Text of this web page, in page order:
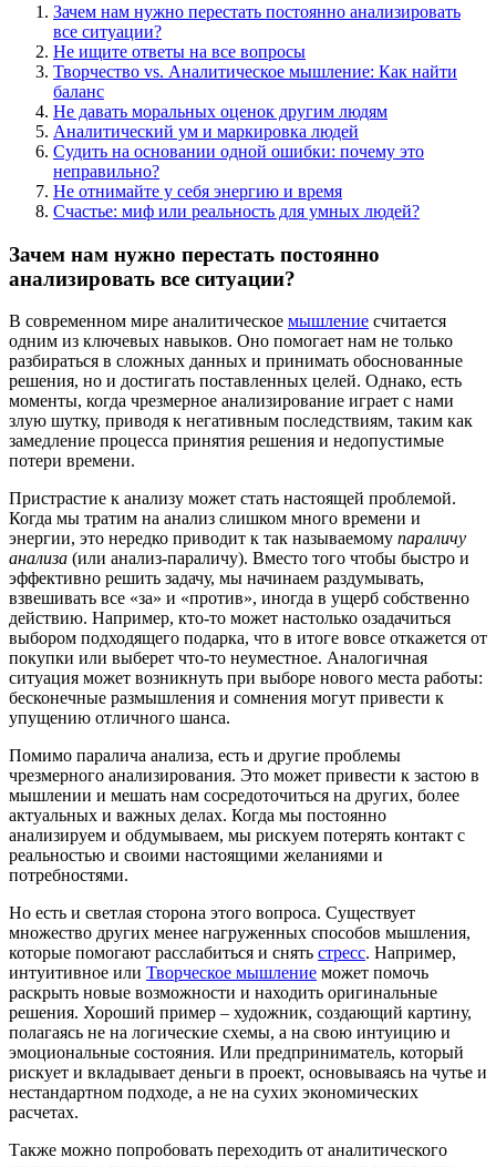
Зачем нам нужно перестать постоянно анализировать
все ситуации?
Не ищите ответы на все вопросы
Творчество vs. Аналитическое мышление: Как найти
баланс
Не давать моральных оценок другим людям
Аналитический ум и маркировка людей
Судить на основании одной ошибки: почему это
неправильно?
Не отнимайте у себя энергию и время
Счастье: миф или реальность для умных людей?
Зачем нам нужно перестать постоянно
анализировать все ситуации?
В современном мире аналитическое мышление считается
одним из ключевых навыков. Оно помогает нам не только
разбираться в сложных данных и принимать обоснованные
решения, но и достигать поставленных целей. Однако, есть
моменты, когда чрезмерное анализирование играет с нами
злую шутку, приводя к негативным последствиям, таким как
замедление процесса принятия решения и недопустимые
потери времени.
Пристрастие к анализу может стать настоящей проблемой.
Когда мы тратим на анализ слишком много времени и
энергии, это нередко приводит к так называемому параличу
анализа (или анализ-параличу). Вместо того чтобы быстро и
эффективно решить задачу, мы начинаем раздумывать,
взвешивать все «за» и «против», иногда в ущерб собственно
действию. Например, кто-то может настолько озадачиться
выбором подходящего подарка, что в итоге вовсе откажется от
покупки или выберет что-то неуместное. Аналогичная
ситуация может возникнуть при выборе нового места работы:
бесконечные размышления и сомнения могут привести к
упущению отличного шанса.
Помимо паралича анализа, есть и другие проблемы
чрезмерного анализирования. Это может привести к застою в
мышлении и мешать нам сосредоточиться на других, более
актуальных и важных делах. Когда мы постоянно
анализируем и обдумываем, мы рискуем потерять контакт с
реальностью и своими настоящими желаниями и
потребностями.
Но есть и светлая сторона этого вопроса. Существует
множество других менее нагруженных способов мышления,
которые помогают расслабиться и снять стресс. Например,
интуитивное или Творческое мышление может помочь
раскрыть новые возможности и находить оригинальные
решения. Хороший пример – художник, создающий картину,
полагаясь не на логические схемы, а на свою интуицию и
эмоциональные состояния. Или предприниматель, который
рискует и вкладывает деньги в проект, основываясь на чутье и
нестандартном подходе, а не на сухих экономических
расчетах.
Также можно попробовать переходить от аналитического